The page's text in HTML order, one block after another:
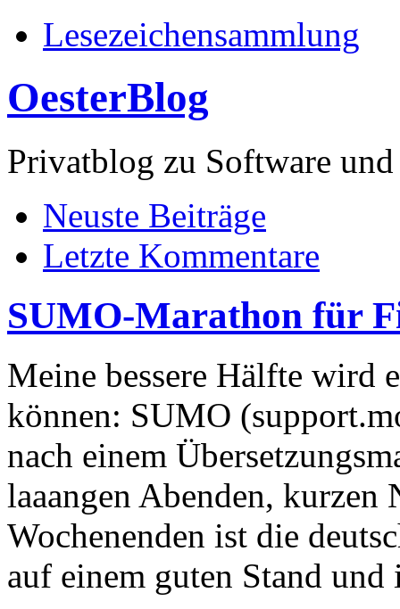
Lesezeichensammlung
OesterBlog
Privatblog zu Software
Neuste Beiträge
Letzte Kommentare
SUMO-Marathon für
Meine bessere Hälfte wird
können: SUMO
nach einem
laaangen Abenden, kurzen
Wochenenden ist die
auf einem guten Stand